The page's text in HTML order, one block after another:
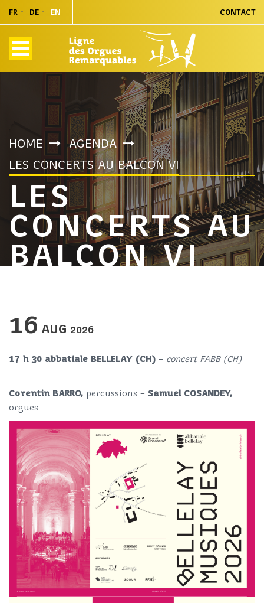
FR DE EN CONTACT
HOME
AGENDA
LES CONCERTS AU BALCON VI
LES
CONCERTS AU
BALCON VI
16 AUG 2026
17 h 30 abbatiale BELLELAY (CH) – concert FABB (CH)
Corentin BARRO, percussions – Samuel COSANDEY,
orgues